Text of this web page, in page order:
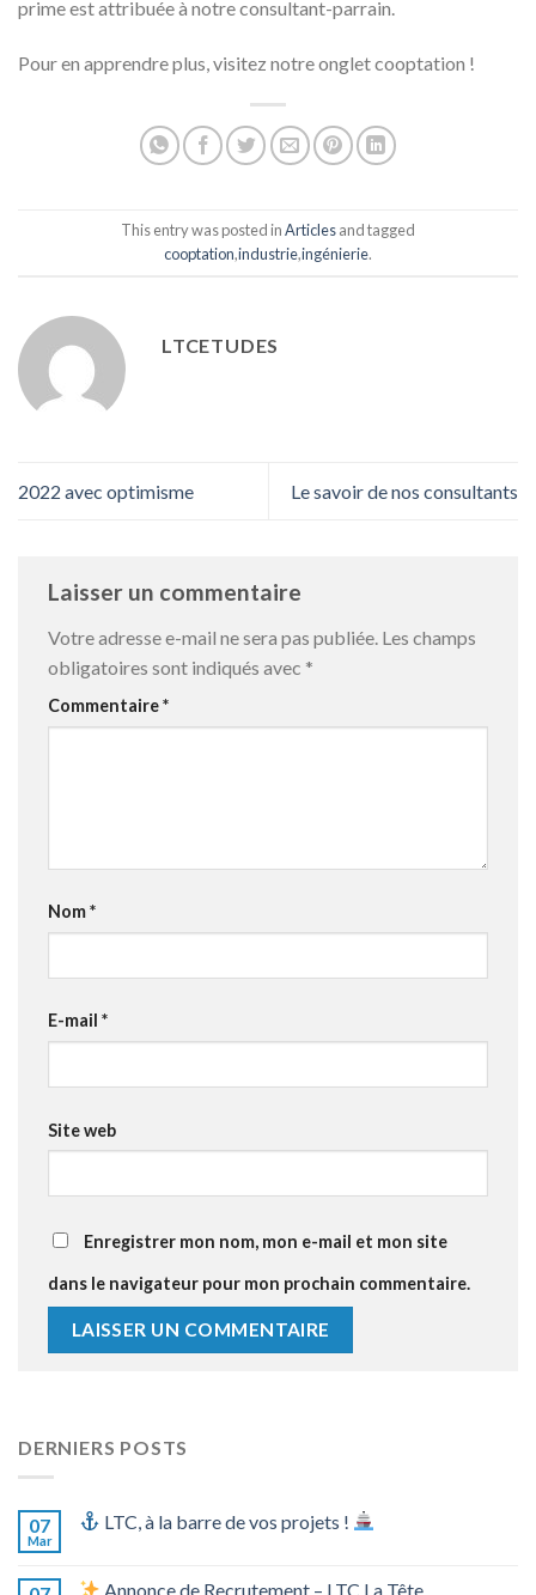
prime est attribuée à notre consultant-parrain.
Pour en apprendre plus, visitez notre onglet cooptation !
This entry was posted inArticlesand tagged
cooptation,industrie,ingénierie.
LTCETUDES
2022 avec optimisme Le savoir de nos consultants
Laisser un commentaire
Votre adresse e-mail ne sera pas publiée. Les champs
obligatoires sont indiqués avec *
Commentaire*
Nom*
E-mail *
Site web
Enregistrer mon nom, mon e-mail et mon site
dans le navigateur pour mon prochain commentaire.
DERNIERS POSTS
07
Mar
LTC, à la barre de vos projets !
Annonce de Recrutement – LTC La Tête